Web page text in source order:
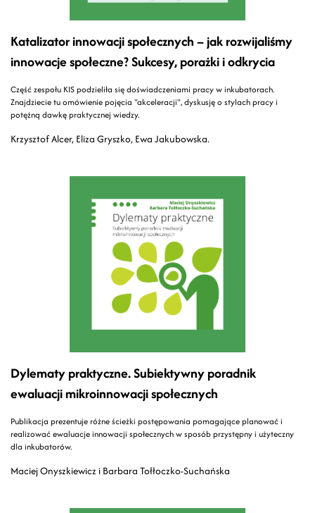
Krzysztof Alcer, Eliza Gryszko, Ewa Jakubowska.
Katalizator innowacji społecznych – jak rozwijaliśmy
innowacje społeczne? Sukcesy, porażki i odkrycia
Część zespołu KIS podzieliła się doświadczeniami pracy w inkubatorach.
Znajdziecie tu omówienie pojęcia "akceleracji", dyskusję o stylach pracy i
potężną dawkę praktycznej wiedzy.
Maciej Onyszkiewicz i Barbara Tołłoczko-Suchańska
Dylematy praktyczne. Subiektywny poradnik
ewaluacji mikroinnowacji społecznych
Publikacja prezentuje różne ścieżki postępowania pomagające planować i
realizować ewaluacje innowacji społecznych w sposób przystępny i użyteczny
dla inkubatorów.